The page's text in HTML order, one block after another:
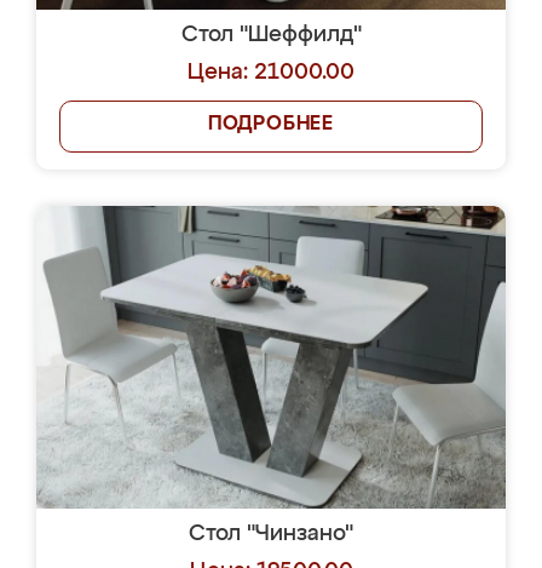
Стол "Шеффилд"
Цена: 21000.00
ПОДРОБНЕЕ
Стол "Чинзано"